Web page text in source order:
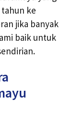
ke
jika banyak
baik untuk